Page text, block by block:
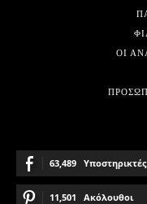
ΟΙ
63,489 Υποστηρικτές
11,501 Ακόλουθοι